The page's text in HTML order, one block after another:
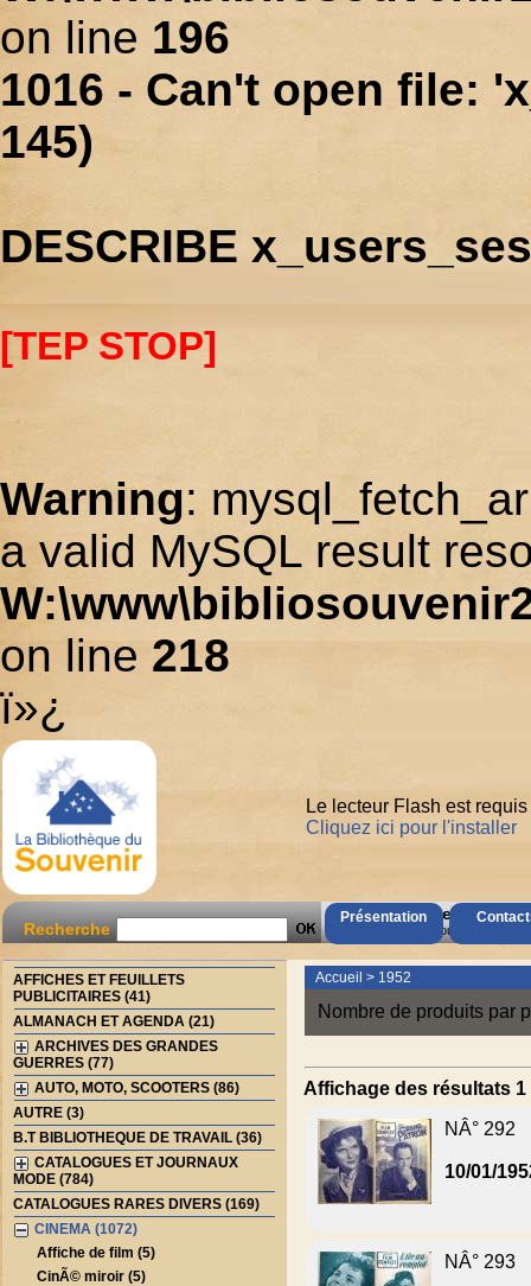
on line 196
1016 - Can't open file:
145)
DESCRIBE
[TEP STOP]
Warning:
a valid MySQL result
on line 218
ï»¿
Présentation
Le lecteur Flash est
Cliquez ici pour l'installer
Recherche
AccÃ¨s Client
Mot de passe oubliÃ© ?
AFFICHES ET FEUILLETS
PUBLICITAIRES (41)
ALMANACH ET AGENDA (21)
ARCHIVES DES GRANDES
GUERRES (77)
AUTO, MOTO, SCOOTERS (86)
AUTRE (3)
B.T BIBLIOTHEQUE DE TRAVAIL (36)
CATALOGUES ET JOURNAUX
MODE (784)
CATALOGUES RARES DIVERS (169)
CINEMA (1072)
Affiche de film (5)
CinÃ© miroir (5)
Accueil > 1952
Nombre de produits par
Affichage des résultats
NÂ° 292
10/01/
NÂ° 293